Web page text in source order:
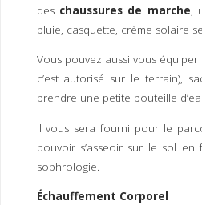
des chaussures de marche,
pluie, casquette, crème solaire
Vous pouvez aussi vous
c’est autorisé sur le terrain),
prendre une petite bouteille
Il vous sera fourni pour le
pouvoir s’asseoir sur le sol
sophrologie.
Échauffement Corporel